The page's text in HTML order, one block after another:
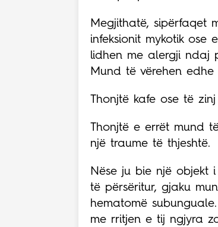
Megjithatë, sipërfaqet
infeksionit mykotik
lidhen me alergji ndaj
Mund të vërehen
Thonjtë kafe ose të zinj
Thonjtë e errët mund
një traume të thjeshtë.
Nëse ju bie një objekt
të përsëritur, gjaku
hematomë
me rritjen e tij ngjyra